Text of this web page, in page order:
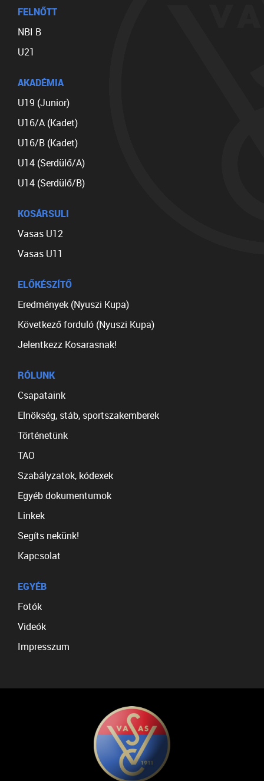
FELNŐTT
NBI B
U21
AKADÉMIA
U19 (Junior)
U16/A (Kadet)
U16/B (Kadet)
U14 (Serdülő/A)
U14 (Serdülő/B)
KOSÁRSULI
Vasas U12
Vasas U11
ELŐKÉSZÍTŐ
Eredmények (Nyuszi Kupa)
Következő forduló (Nyuszi Kupa)
Jelentkezz Kosarasnak!
RÓLUNK
Csapataink
Elnökség, stáb, sportszakemberek
Történetünk
TAO
Szabályzatok, kódexek
Egyéb dokumentumok
Linkek
Segíts nekünk!
Kapcsolat
EGYÉB
Fotók
Videók
Impresszum